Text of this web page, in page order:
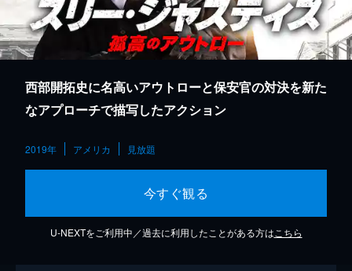
西部開拓史に名高いアウトローと保安官の対決を新た
なアプローチで描写したアクション
2019年 アメリカ 見放題
今すぐ観る
U-NEXTをご利用中／過去に利用したことがある方は こちら